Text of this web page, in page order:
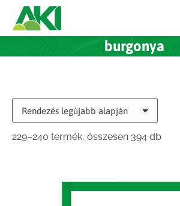
burgonya
229–240 termék, összesen 394 db